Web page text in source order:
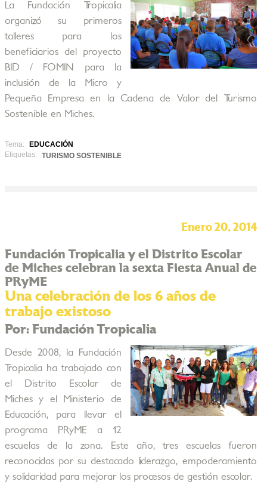
La Fundación Tropicalia
organizó su primeros
talleres para los
beneficiarios del proyecto
BID / FOMIN para la
inclusión de la Micro y
Pequeña Empresa en la Cadena de Valor del Turismo
Sostenible en Miches.
Tema:
EDUCACIÓN
Etiquetas:
TURISMO SOSTENIBLE
Enero 20, 2014
Fundación Tropicalia y el Distrito Escolar
de Miches celebran la sexta Fiesta Anual de
PRyME
Una celebración de los 6 años de
trabajo existoso
Por: Fundación Tropicalia
Desde 2008, la Fundación
Tropicalia ha trabajado con
el Distrito Escolar de
Miches y el Ministerio de
Educación, para llevar el
programa PRyME a 12
escuelas de la zona. Este año, tres escuelas fueron
reconocidas por su destacado liderazgo, empoderamiento
y solidaridad para mejorar los procesos de gestión escolar.